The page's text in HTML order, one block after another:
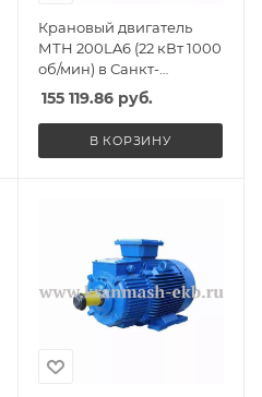
Крановый двигатель
МТН 200LA6 (22 кВт 1000
об/мин) в Санкт-
Петербурге, Спб
155 119.86руб.
В КОРЗИНУ